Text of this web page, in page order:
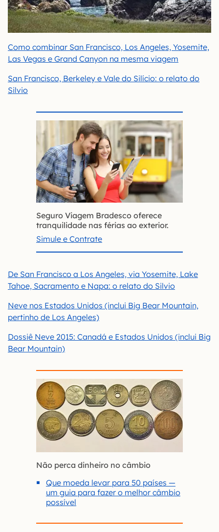
Como combinar San Francisco, Los Angeles, Yosemite,
Las Vegas e Grand Canyon na mesma viagem
San Francisco, Berkeley e Vale do Silício: o relato do
Silvio
Seguro Viagem Bradesco oferece
tranquilidade nas férias ao exterior.
Simule e Contrate
De San Francisco a Los Angeles, via Yosemite, Lake
Tahoe, Sacramento e Napa: o relato do Silvio
Neve nos Estados Unidos (inclui Big Bear Mountain,
pertinho de Los Angeles)
Dossiê Neve 2015: Canadá e Estados Unidos (inclui Big
Bear Mountain)
Não perca dinheiro no câmbio
Que moeda levar para 50 países —
um guia para fazer o melhor câmbio
possível